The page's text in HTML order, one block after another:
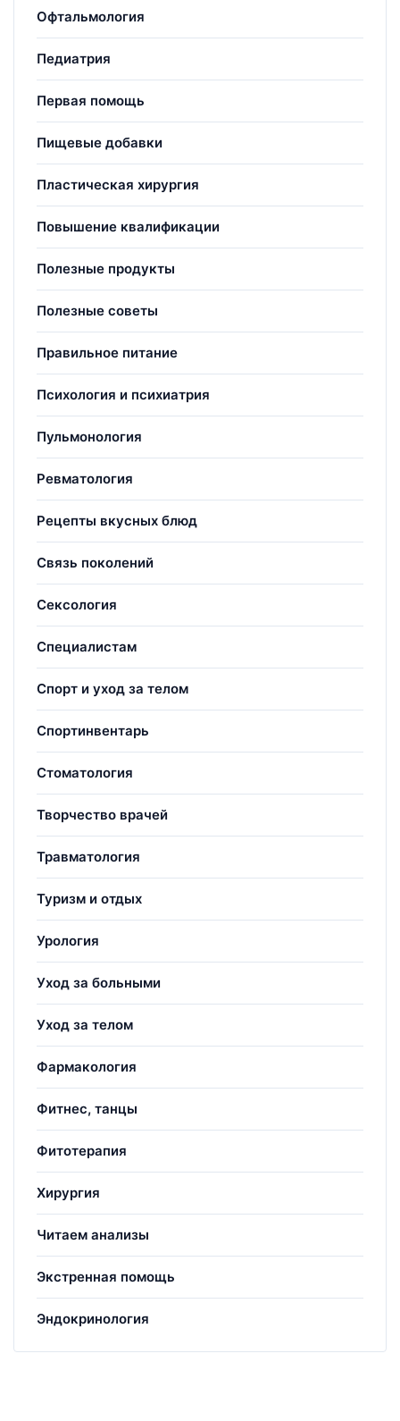
Офтальмология
Педиатрия
Первая помощь
Пищевые добавки
Пластическая хирургия
Повышение квалификации
Полезные продукты
Полезные советы
Правильное питание
Психология и психиатрия
Пульмонология
Ревматология
Рецепты вкусных блюд
Связь поколений
Сексология
Специалистам
Спорт и уход за телом
Спортинвентарь
Стоматология
Творчество врачей
Травматология
Туризм и отдых
Урология
Уход за больными
Уход за телом
Фармакология
Фитнес, танцы
Фитотерапия
Хирургия
Читаем анализы
Экстренная помощь
Эндокринология